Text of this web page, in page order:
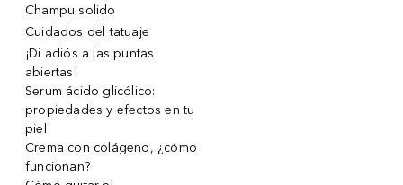
Champu solido
Cuidados del tatuaje
¡Di adiós a las puntas
abiertas!
Serum ácido glicólico:
propiedades y efectos en tu
piel
Crema con colágeno, ¿cómo
funcionan?